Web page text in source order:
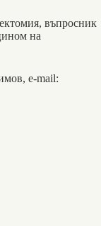
въпросник
на
e-mail: